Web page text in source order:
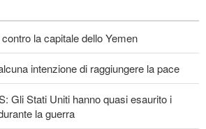
la capitale dello Yemen
intenzione di raggiungere la pace
Gli Stati Uniti hanno quasi esaurito i
la guerra